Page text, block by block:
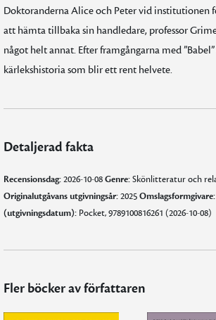
Doktoranderna Alice och Peter vid institutionen
att hämta tillbaka sin handledare, professor
något helt annat. Efter framgångarna med
kärlekshistoria som blir ett rent helvete.
Detaljerad fakta
Recensionsdag:2026-10-08Genre:Skönlitteratur och
Originalutgåvans utgivningsår:2025Omslagsformgivare:
(utgivningsdatum):Pocket, 9789100816261 (2026-10-08)
Fler böcker av författaren